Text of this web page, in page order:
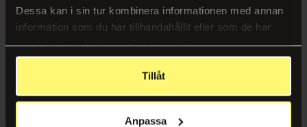
Dessa kan i sin tur kombinera informationen med annan
information som du har tillhandahållit eller som de har
samlat in när du har använt deras tjänster.
Tillåt
Anpassa
kan ha det bra i
grønne
omgivelser.